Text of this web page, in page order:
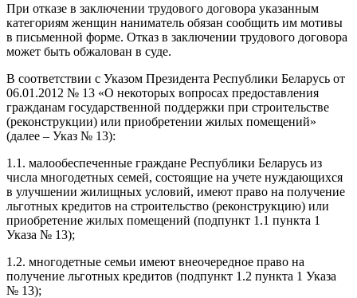
При отказе в заключении трудового договора указанным
категориям женщин наниматель обязан сообщить им мотивы
в письменной форме. Отказ в заключении трудового договора
может быть обжалован в суде.
В соответствии с Указом Президента Республики Беларусь от
06.01.2012 № 13 «О некоторых вопросах предоставления
гражданам государственной поддержки при строительстве
(реконструкции) или приобретении жилых помещений»
(далее – Указ № 13):
1.1. малообеспеченные граждане Республики Беларусь из
числа многодетных семей, состоящие на учете нуждающихся
в улучшении жилищных условий, имеют право на получение
льготных кредитов на строительство (реконструкцию) или
приобретение жилых помещений (подпункт 1.1 пункта 1
Указа № 13);
1.2. многодетные семьи имеют внеочередное право на
получение льготных кредитов (подпункт 1.2 пункта 1 Указа
№ 13);